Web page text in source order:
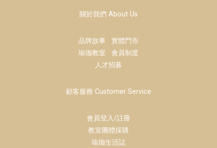
關於我們 About Us
品牌故事 實體門市
瑜珈教室 會員制度
人才招募
顧客服務 Customer Service
會員登入/註冊
教室團體採購
瑜珈生活誌